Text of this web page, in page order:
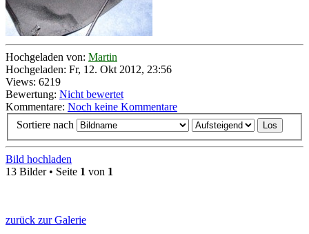
Hochgeladen von: Martin
Hochgeladen: Fr, 12. Okt 2012, 23:56
Views: 6219
Bewertung: Nicht bewertet
Kommentare: Noch keine Kommentare
Sortiere nach
Bild hochladen
13 Bilder • Seite 1 von 1
zurück zur Galerie